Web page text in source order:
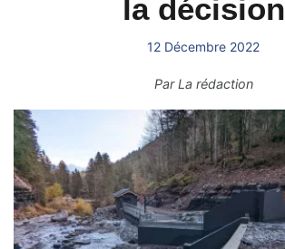
la décision
12 Décembre 2022
ParLa rédaction